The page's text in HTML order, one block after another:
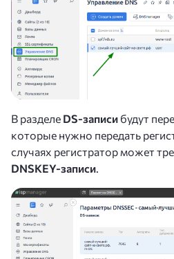
В разделе DS-записи будут
которые нужно передать
случаях регистратор может
DNSKEY-записи.